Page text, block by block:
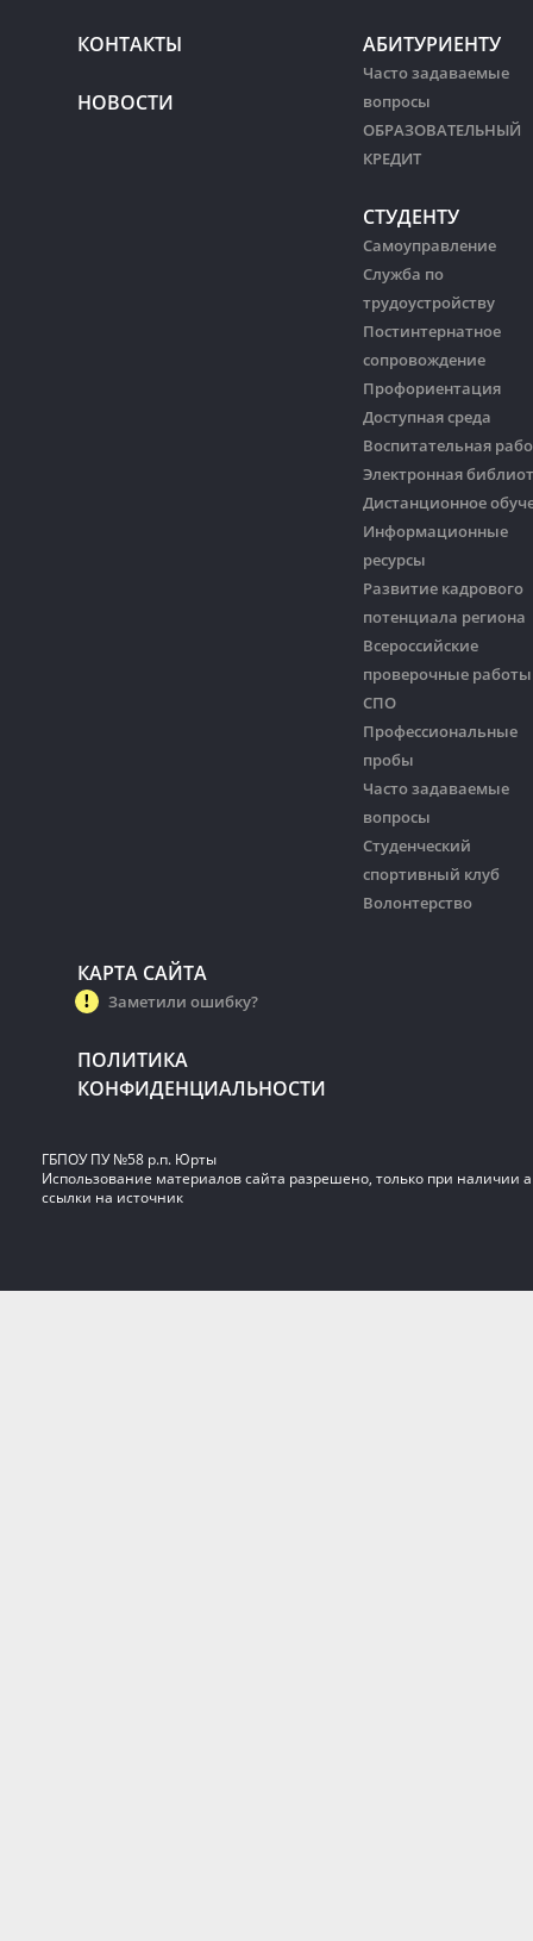
КОНТАКТЫ
НОВОСТИ
АБИТУРИЕНТУ
Часто задаваемые
вопросы
ОБРАЗОВАТЕЛЬНЫЙ
КРЕДИТ
СТУДЕНТУ
Самоуправление
Служба по
трудоустройству
Постинтернатное
сопровождение
Профориентация
Доступная среда
Воспитательная
Электронная
Дистанционное
Информационные
ресурсы
Развитие кадрового
потенциала региона
Всероссийские
проверочные работы
СПО
Профессиональные
пробы
Часто задаваемые
вопросы
Студенческий
спортивный клуб
Волонтерство
КАРТА САЙТА
Заметили ошибку?
ПОЛИТИКА
КОНФИДЕНЦИАЛЬНОСТИ
ГБПОУ ПУ №58 р.п. Юрты
Использование материалов сайта разрешено, только при наличии
ссылки на источник